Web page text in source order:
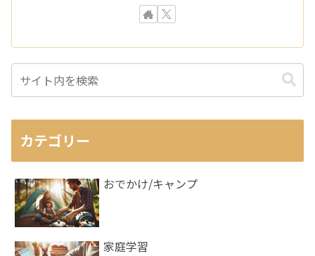
カテゴリー
おでかけ/キャンプ
家庭学習